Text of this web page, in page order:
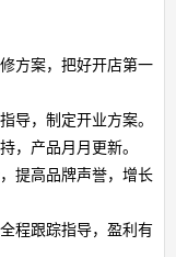
方案，把好开店第一
导，制定开业方案。
，产品月月更新。
提高品牌声誉，增长
程跟踪指导，盈利有